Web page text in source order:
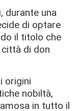
durante una
di optare
il titolo che
di don
origini
nobiltà,
in tutto il